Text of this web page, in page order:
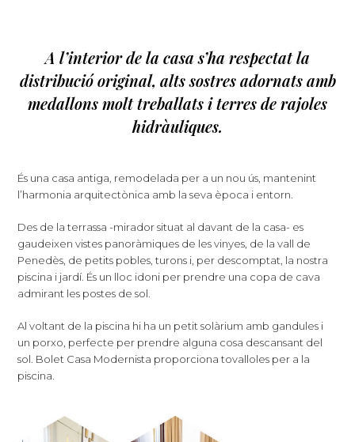
A l’interior de la casa s’ha respectat la
distribució original, alts sostres adornats amb
medallons molt treballats i terres de rajoles
hidràuliques.
És una casa antiga, remodelada per a un nou ús, mantenint
l’harmonia arquitectònica amb la seva època i entorn.
Des de la terrassa -mirador situat al davant de la casa- es
gaudeixen vistes panoràmiques de les vinyes, de la vall de
Penedès, de petits pobles, turons i, per descomptat, la nostra
piscina i jardí. És un lloc idoni per prendre una copa de cava
admirant les postes de sol.
Al voltant de la piscina hi ha un petit solàrium amb gandules i
un porxo, perfecte per prendre alguna cosa descansant del
sol. Bolet Casa Modernista proporciona tovalloles per a la
piscina.